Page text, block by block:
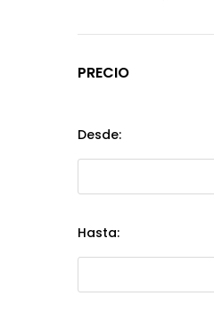
PRECIO
Desde:
Hasta: